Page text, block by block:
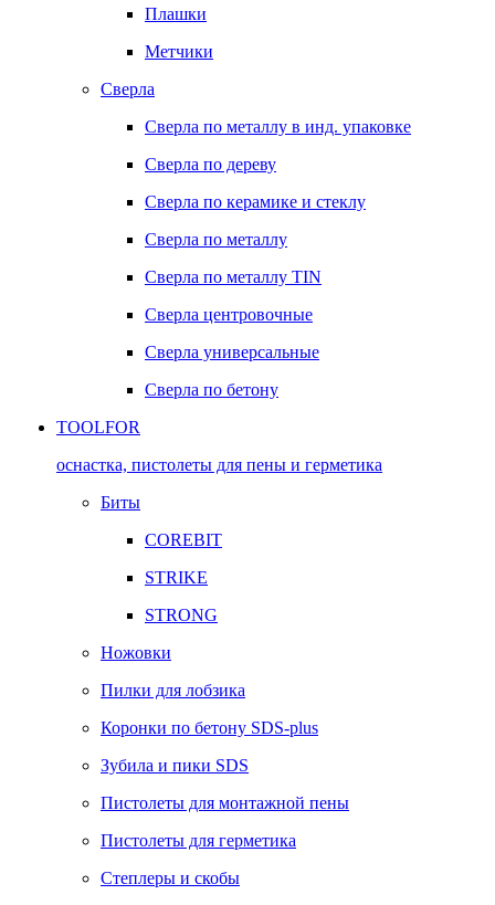
Плашки
Метчики
Сверла
Сверла по металлу в инд. упаковке
Сверла по дереву
Сверла по керамике и стеклу
Сверла по металлу
Сверла по металлу TIN
Сверла центровочные
Сверла универсальные
Сверла по бетону
TOOLFOR
оснастка, пистолеты для пены и герметика
Биты
COREBIT
STRIKE
STRONG
Ножовки
Пилки для лобзика
Коронки по бетону SDS-plus
Зубила и пики SDS
Пистолеты для монтажной пены
Пистолеты для герметика
Степлеры и скобы